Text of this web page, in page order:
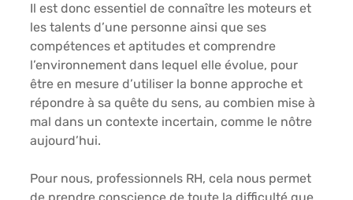
Il est donc essentiel de connaître les moteurs et
les talents d’une personne ainsi que ses
compétences et aptitudes et comprendre
l’environnement dans lequel elle évolue, pour
être en mesure d’utiliser la bonne approche et
répondre à sa quête du sens, au combien mise à
mal dans un contexte incertain, comme le nôtre
aujourd’hui.
Pour nous, professionnels RH, cela nous permet